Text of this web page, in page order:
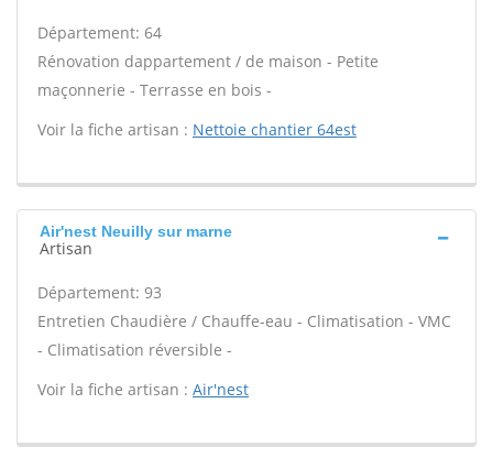
Département: 64
Rénovation dappartement / de maison - Petite
maçonnerie - Terrasse en bois -
Voir la fiche artisan : Nettoie chantier 64est
Air'nest Neuilly sur marne
Artisan
Département: 93
Entretien Chaudière / Chauffe-eau - Climatisation - VMC
- Climatisation réversible -
Voir la fiche artisan : Air'nest